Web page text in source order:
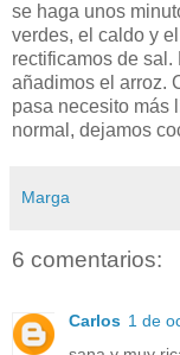
se haga unos
verdes, el caldo y
rectificamos de
añadimos el arroz.
pasa necesito más
normal, dejamos
Marga
6 comentarios:
Carlos 1 de